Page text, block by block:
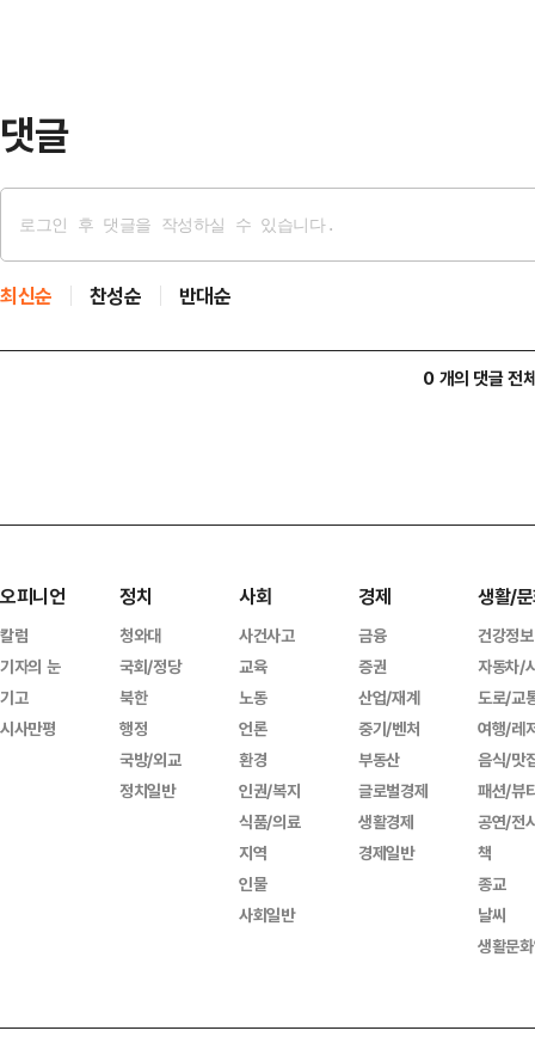
댓글
최신순 찬성순 반대순
0 개의 댓글 전
오피니언
칼럼
기자의 눈
기고
시사만평
정치
청와대
국회/정당
북한
행정
국방/외교
정치일반
사회
사건사고
교육
노동
언론
환경
인권/복지
식품/의료
지역
인물
사회일반
경제
금융
증권
산업/재계
중기/벤처
부동산
글로벌경제
생활경제
경제일반
생활/
건강정보
자동차/
도로/교
여행/레
음식/맛
패션/뷰
공연/전
책
종교
날씨
생활문